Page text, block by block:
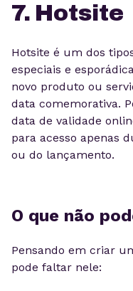
7. Hotsite
Hotsite é um dos
especiais e
novo produto ou
data comemorativa.
data de validade
para acesso apenas
ou do lançamento.
O que não
Pensando em criar
pode faltar nele: